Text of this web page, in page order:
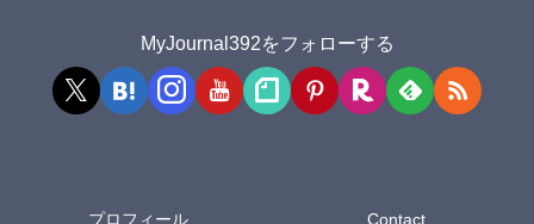
MyJournal392をフォローする
プロフィール Contact